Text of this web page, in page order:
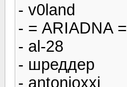
- v0land
- = ARIADNA =
- al-28
- шреддер
- antonioxxi